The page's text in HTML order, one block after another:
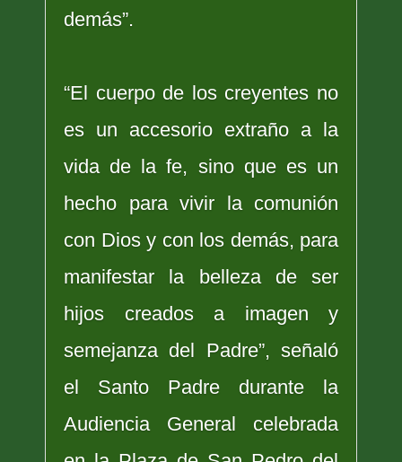
demás”.
“El cuerpo de los creyentes no
es un accesorio extraño a la
vida de la fe, sino que es un
hecho para vivir la comunión
con Dios y con los demás, para
manifestar la belleza de ser
hijos creados a imagen y
semejanza del Padre”, señaló
el Santo Padre durante la
Audiencia General celebrada